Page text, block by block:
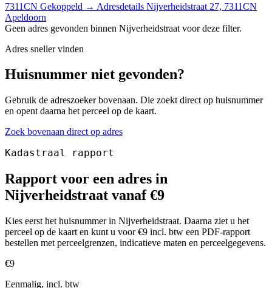
7311CN Gekoppeld → Adresdetails Nijverheidstraat 27, 7311CN
Apeldoorn
Geen adres gevonden binnen Nijverheidstraat voor deze filter.
Adres sneller vinden
Huisnummer niet gevonden?
Gebruik de adreszoeker bovenaan. Die zoekt direct op huisnummer
en opent daarna het perceel op de kaart.
Zoek bovenaan direct op adres
Kadastraal rapport
Rapport voor een adres in
Nijverheidstraat vanaf €9
Kies eerst het huisnummer in Nijverheidstraat. Daarna ziet u het
perceel op de kaart en kunt u voor €9 incl. btw een PDF-rapport
bestellen met perceelgrenzen, indicatieve maten en perceelgegevens.
€9
Eenmalig, incl. btw